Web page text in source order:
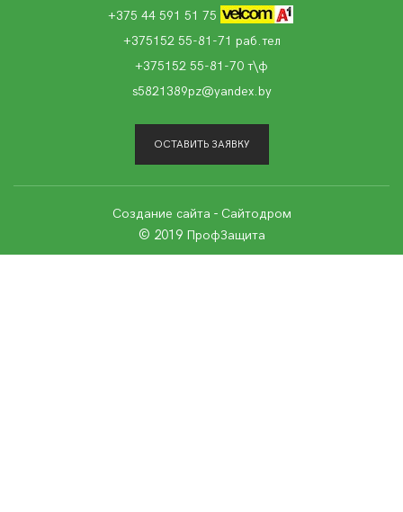
+375 44 591 51 75
+375152 55-81-71 раб.тел
+375152 55-81-70 т\ф
s5821389pz@yandex.by
ОСТАВИТЬ ЗАЯВКУ
Создание сайта - Сайтодром
© 2019 ПрофЗащита